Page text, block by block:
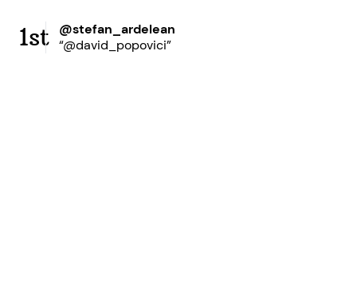
1st
@stefan_ardelean
“@david_popovici”